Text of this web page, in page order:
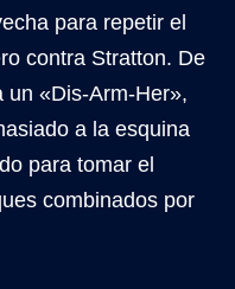
para repetir el
contra Stratton. De
un «Dis-Arm-Her»,
a la esquina
para tomar el
combinados por